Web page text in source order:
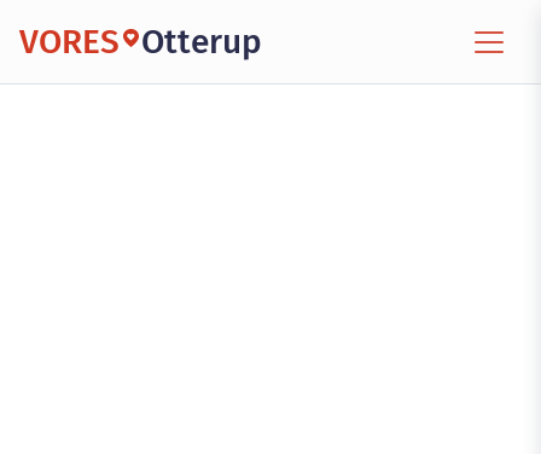
VORES Otterup